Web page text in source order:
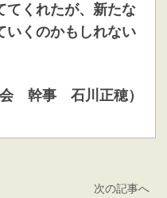
てくれたが、新たな
いくのかもしれない
会 幹事 石川正穂）
次の記事へ